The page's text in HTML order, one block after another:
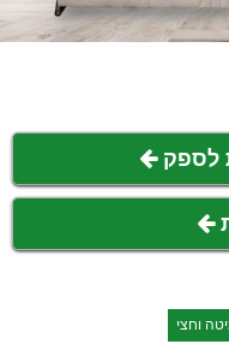
לספק
וחצי